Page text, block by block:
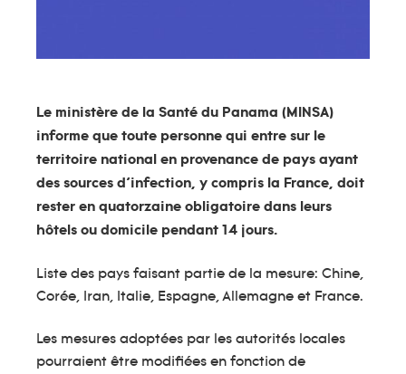
Le ministère de la Santé du Panama (MINSA)
informe que toute personne qui entre sur le
territoire national en provenance de pays ayant
des sources d’infection, y compris la France, doit
rester en quatorzaine obligatoire dans leurs
hôtels ou domicile pendant 14 jours.
Liste des pays faisant partie de la mesure: Chine,
Corée, Iran, Italie, Espagne, Allemagne et France.
Les mesures adoptées par les autorités locales
pourraient être modifiées en fonction de